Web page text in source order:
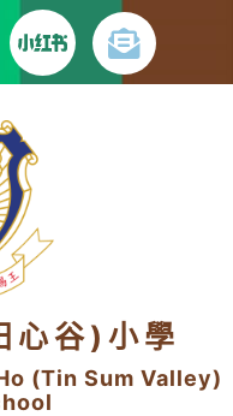
心谷)小學
(Tin Sum Valley)